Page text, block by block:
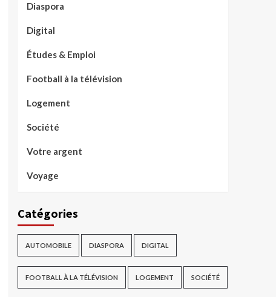
Diaspora
Digital
Études & Emploi
Football à la télévision
Logement
Société
Votre argent
Voyage
Catégories
AUTOMOBILE DIASPORA DIGITAL
FOOTBALL À LA TÉLÉVISION LOGEMENT SOCIÉTÉ